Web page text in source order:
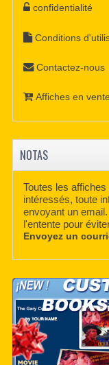
confidentialité
Conditions
Contactez-nous
Affiches en vente
NOTAS
Toutes les
intéressés, toute
envoyant un
l'entente pour
Envoyez un